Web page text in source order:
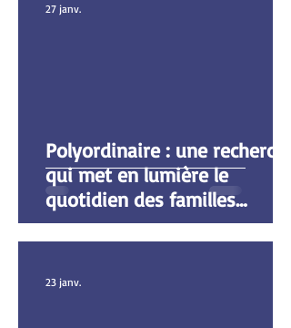
Polyordinaire : une recherche
qui met en lumière le
quotidien des familles
concernées par le
polyhandicap
27 janv.
23 janv.